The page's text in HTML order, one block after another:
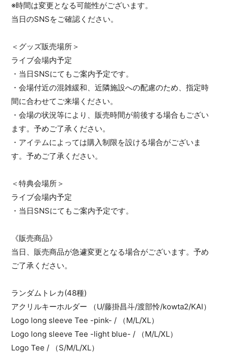
※時間は変更となる可能性がございます。
当日のSNSをご確認ください。
＜グッズ販売場所＞
ライブ会場内予定
・当日SNSにてもご案内予定です。
・会場付近の混雑緩和、近隣施設への配慮のため、指定時
間に合わせてご来場ください。
・会場の状況等により、販売時間が前後する場合もござい
ます。予めご了承ください。
・アイテムによっては購入制限を設ける場合がございま
す。予めご了承ください。
＜特典会場所＞
ライブ会場内予定
・当日SNSにてもご案内予定です。
《販売商品》
当日、販売商品が急遽変更となる場合がございます。予め
ご了承ください。
ランダムトレカ(48種)
アクリルキーホルダー （U/藤掛昌斗/渡部怜/kowta2/KAI）
Logo long sleeve Tee -pink- / （M/L/XL）
Logo long sleeve Tee -light blue- / （M/L/XL）
Logo Tee / （S/M/L/XL）